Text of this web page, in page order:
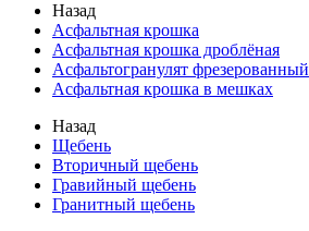
Назад
Асфальтная крошка
Асфальтная крошка дроблёная
Асфальтогранулят фрезерованный
Асфальтная крошка в мешках
Назад
Щебень
Вторичный щебень
Гравийный щебень
Гранитный щебень